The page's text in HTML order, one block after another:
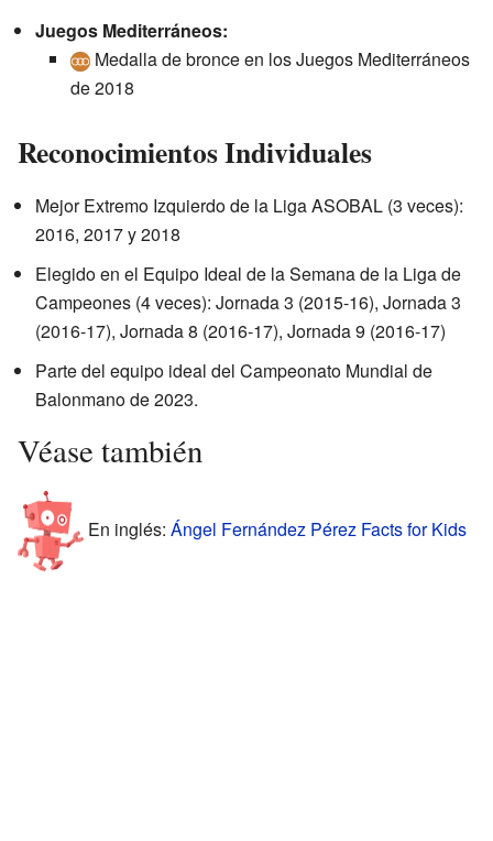
Juegos Mediterráneos:
Medalla de bronce en los Juegos Mediterráneos
de 2018
Reconocimientos Individuales
Mejor Extremo Izquierdo de la Liga ASOBAL (3 veces):
2016, 2017 y 2018
Elegido en el Equipo Ideal de la Semana de la Liga de
Campeones (4 veces): Jornada 3 (2015-16), Jornada 3
(2016-17), Jornada 8 (2016-17), Jornada 9 (2016-17)
Parte del equipo ideal del Campeonato Mundial de
Balonmano de 2023.
Véase también
En inglés: Ángel Fernández Pérez Facts for Kids